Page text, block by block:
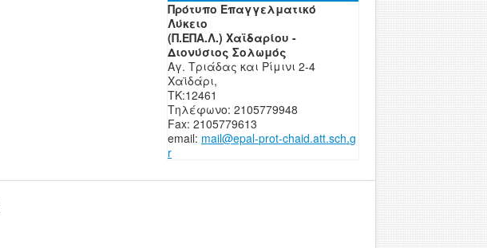
Πρότυπο Επαγγελματικό
Λύκειο
(Π.ΕΠΑ.Λ.) Χαϊδαρίου -
Διονύσιος Σολωμός
Αγ. Τριάδας και Ρίμινι 2-4
Χαϊδάρι,
ΤΚ:12461
Τηλέφωνο: 2105779948
Fax: 2105779613
email: mail@epal-prot-chaid.att.sch.g
r